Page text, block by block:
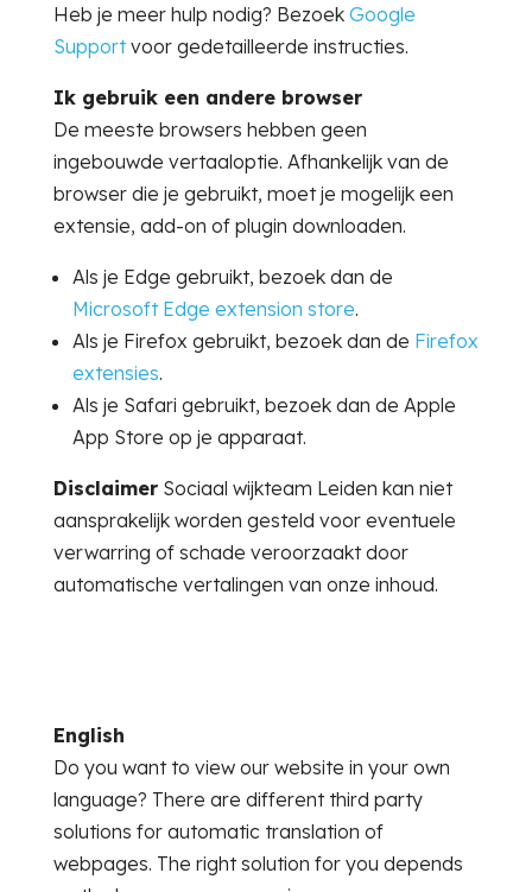
Heb je meer hulp nodig? Bezoek Google
Supportvoor gedetailleerde instructies.
Ik gebruik een andere browser
De meeste browsers hebben geen
ingebouwde vertaaloptie. Afhankelijk van de
browser die je gebruikt, moet je mogelijk een
extensie, add-on of plugin downloaden.
Als je Edge gebruikt, bezoek dan de
Microsoft Edge extension store.
Als je Firefox gebruikt, bezoek dan de Firefox
extensies.
Als je Safari gebruikt, bezoek dan de Apple
App Store op je apparaat.
DisclaimerSociaal wijkteam Leiden kan niet
aansprakelijk worden gesteld voor eventuele
verwarring of schade veroorzaakt door
automatische vertalingen van onze inhoud.
English
Do you want to view our website in your own
language? There are different third party
solutions for automatic translation of
webpages. The right solution for you depends